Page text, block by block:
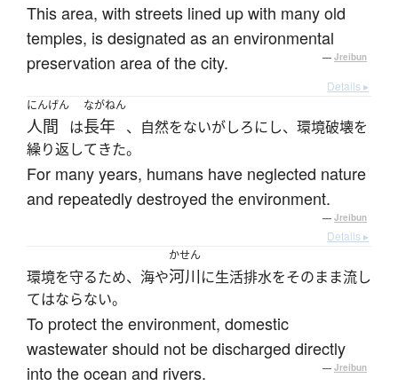
This area, with streets lined up with many old
temples, is designated as an environmental
preservation area of the city.
— Jreibun
Details ▸
にんげん
人間 は
ながねん
長年 、自然をないがしろにし、環境破壊を
繰り返してきた。
For many years, humans have neglected nature
and repeatedly destroyed the environment.
— Jreibun
Details ▸
環境を守るため、海や
かせん
河川に生活排水をそのまま流し
てはならない。
To protect the environment, domestic
wastewater should not be discharged directly
into the ocean and rivers.
— Jreibun